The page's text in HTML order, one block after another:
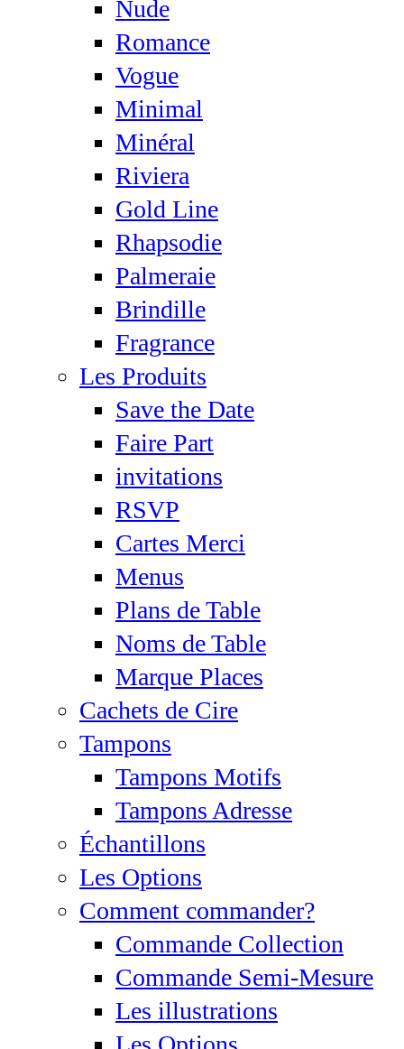
Nude
Romance
Vogue
Minimal
Minéral
Riviera
Gold Line
Rhapsodie
Palmeraie
Brindille
Fragrance
Les Produits
Save the Date
Faire Part
invitations
RSVP
Cartes Merci
Menus
Plans de Table
Noms de Table
Marque Places
Cachets de Cire
Tampons
Tampons Motifs
Tampons Adresse
Échantillons
Les Options
Comment commander?
Commande Collection
Commande Semi-Mesure
Les illustrations